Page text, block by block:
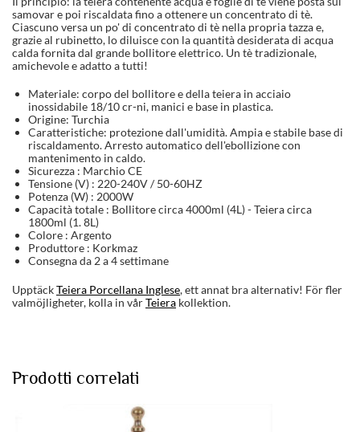
samovar e poi riscaldata fino a ottenere un concentrato di tè.
Ciascuno versa un po' di concentrato di tè nella propria tazza e,
grazie al rubinetto, lo diluisce con la quantità desiderata di acqua
calda fornita dal grande bollitore elettrico. Un tè tradizionale,
amichevole e adatto a tutti!
Materiale: corpo del bollitore e della teiera in acciaio
inossidabile 18/10 cr-ni, manici e base in plastica.
Origine: Turchia
Caratteristiche: protezione dall'umidità. Ampia e stabile base di
riscaldamento. Arresto automatico dell'ebollizione con
mantenimento in caldo.
Sicurezza : Marchio CE
Tensione (V) : 220-240V / 50-60HZ
Potenza (W) : 2000W
Capacità totale : Bollitore circa 4000ml (4L) - Teiera circa
1800ml (1. 8L)
Colore : Argento
Produttore : Korkmaz
Consegna da 2 a 4 settimane
UpptäckTeiera Porcellana Inglese, ett annat bra alternativ! För fler
valmöjligheter, kolla in vårTeiera kollektion.
Prodotti correlati